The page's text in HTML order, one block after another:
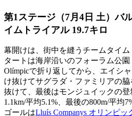
第1ステージ（7月4日 土）バ
イムトライアル 19.7キロ
幕開けは、街中を縫うチームタイ
タートは海岸沿いのフォーラム公園
Olímpicで折り返してから、エイシ
け抜けてサグラダ・ファミリアの脇
抜けて、最後はモンジュイックの登
1.1km/平均5.1%、最後の800m/平均
ゴールはLluís Companys オリンピッ